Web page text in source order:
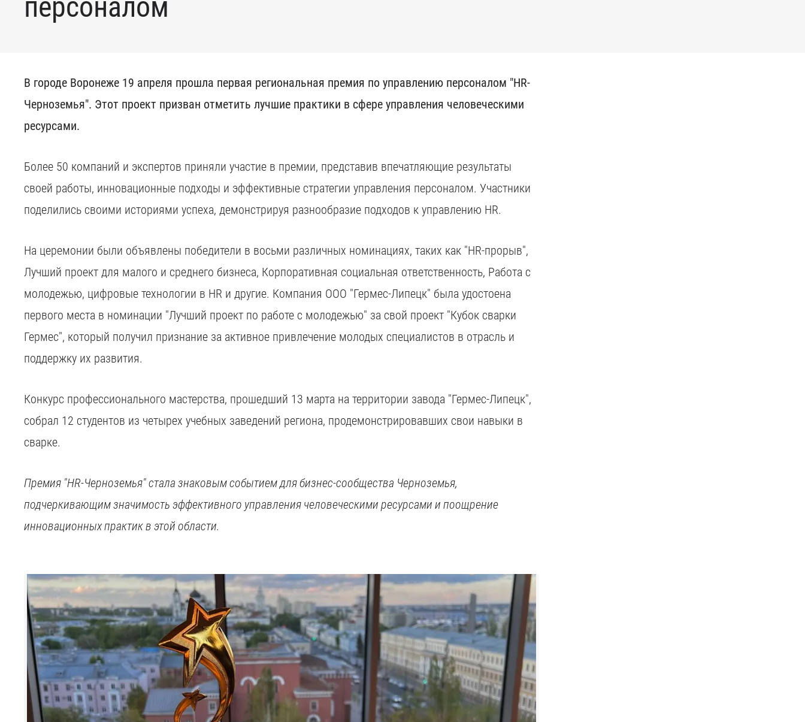
персоналом
В городе Воронеже 19 апреля прошла первая региональная премия по управлению персоналом "HR-
Черноземья". Этот проект призван отметить лучшие практики в сфере управления человеческими
ресурсами.
Более 50 компаний и экспертов приняли участие в премии, представив впечатляющие результаты
своей работы, инновационные подходы и эффективные стратегии управления персоналом. Участники
поделились своими историями успеха, демонстрируя разнообразие подходов к управлению HR.
На церемонии были объявлены победители в восьми различных номинациях, таких как "HR-прорыв",
Лучший проект для малого и среднего бизнеса, Корпоративная социальная ответственность, Работа с
молодежью, цифровые технологии в HR и другие. Компания ООО "Гермес-Липецк" была удостоена
первого места в номинации "Лучший проект по работе с молодежью" за свой проект "Кубок сварки
Гермес", который получил признание за активное привлечение молодых специалистов в отрасль и
поддержку их развития.
Конкурс профессионального мастерства, прошедший 13 марта на территории завода "Гермес-Липецк",
собрал 12 студентов из четырех учебных заведений региона, продемонстрировавших свои навыки в
сварке.
Премия "HR-Черноземья" стала знаковым событием для бизнес-сообщества Черноземья,
подчеркивающим значимость эффективного управления человеческими ресурсами и поощрение
инновационных практик в этой области.